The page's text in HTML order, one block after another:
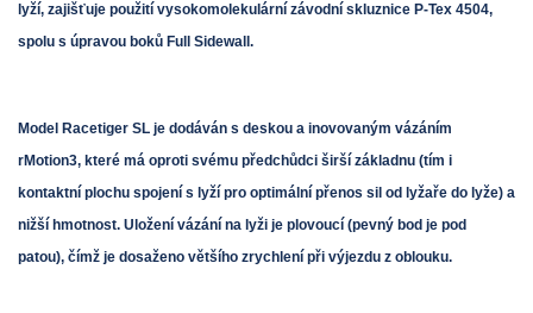
lyží, zajišťuje použití vysokomolekulární závodní skluznice P-Tex 4504,
spolu s úpravou boků Full Sidewall.
Model Racetiger SL je dodáván s deskou a inovovaným vázáním
rMotion3, které má oproti svému předchůdci širší základnu (tím i
kontaktní plochu spojení s lyží pro optimální přenos sil od lyžaře do lyže) a
nižší hmotnost. Uložení vázání na lyži je plovoucí (pevný bod je pod
patou), čímž je dosaženo většího zrychlení při výjezdu z oblouku.